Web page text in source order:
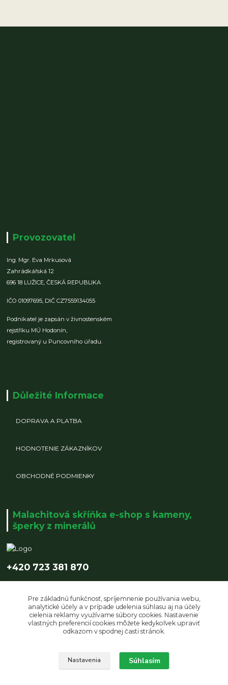
Provozovatel
Ing. Mgr. Eva Mrkusová
Zahrádkářská 12
696 18 LUŽICE,ČESKÁ REPUBLIKA
IČO 01097695, DIČ CZ7559134055
Podnikatel je zapsán v živnostenském
rejstříku MÚ Hodonín,
registrovaný u Puncovního úřadu.
Důležité Informace
DOPRAVA A PLATBA
HODNOTENIE ZÁKAZNÍKOV
OBCHODNÉ PODMIENKY
Malachitová skříňka e-shop s kameny,
šperky z minerálů
+420 723 381 870
Upravit sběr cookies.
Pre základnú funkčnosť, spríjemnenie používania webu,
analytické účely a v prípade udelenia súhlasu aj na účely
cielenia reklamy využívame súbory cookies. Nastavenie
vlastných preferencií cookies môžete kedykoľvek upraviť
odkazom v spodnej časti stránok.
Nastavenia Súhlasím